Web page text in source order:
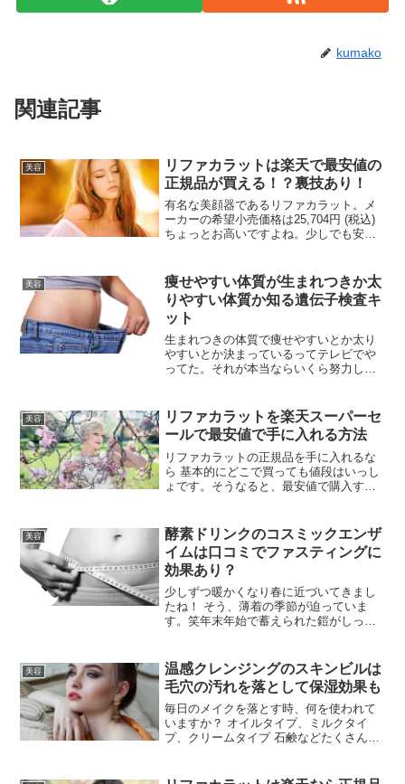
kumako
関連記事
美容
リファカラットは楽天で最安値の
正規品が買える！？裏技あり！
有名な美顔器であるリファカラット。メ
ーカーの希望小売価格は25,704円 (税込)
ちょっとお高いですよね。少しでも安く
商品は形や大きさは見た目同じですが、
効果がないと...
美容
痩せやすい体質が生まれつきか太
りやすい体質か知る遺伝子検査キ
ット
生まれつきの体質で痩せやすいとか太り
やすいとか決まっているってテレビでや
ってた。それが本当ならいくら努力して
当に自分の体がどうなのか調べておく必
要があると思わない？今は...
美容
リファカラットを楽天スーパーセ
ールで最安値で手に入れる方法
リファカラットの正規品を手に入れるな
ら 基本的にどこで買っても値段はいっし
ょです。そうなると、最安値で購入する
規販売店から購入できる可能性が一番高
いです。その方法を...
美容
酵素ドリンクのコスミックエンザ
イムは口コミでファスティングに
効果あり？
少しずつ暖かくなり春に近づいてきまし
たね！ そう、薄着の季節が迫っていま
す。笑年末年始で蓄えられた鎧がしっか
美容
温感クレンジングのスキンビルは
毛穴の汚れを落として保湿効果も
毎日のメイクを落とす時、何を使われて
いますか？ オイルタイプ、ミルクタイ
プ、クリームタイプ 石鹸などたくさんク
ん洗浄力も必要。 ですが、肌も傷めずに